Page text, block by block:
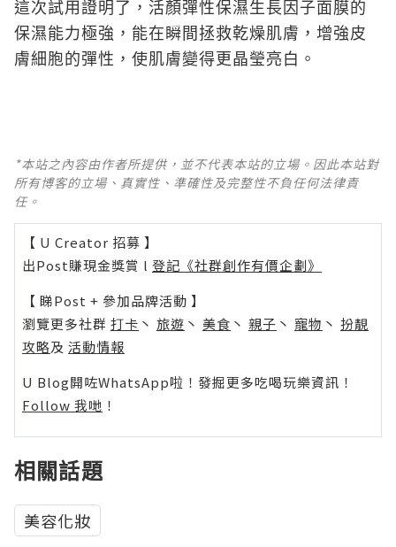
這次試用證明了，活顏彈性保濕生長因子面膜的
保濕能力極強，能在瞬間拯救乾燥肌膚，增強皮
膚細胞的彈性，使肌膚變得更晶瑩亮白。
*本站之內容由作者所提供，並不代表本站的立場。因此本站對
所有博客的立場、真實性、準確性及完整性不負任何法律責
任。
【 U Creator 招募 】
出Post賺現金獎賞 l 登記《社群創作有價企劃》
【 睇Post + 參加品牌活動 】
瀏覽更多社群 打卡 丶 旅遊 丶 美食 丶 親子 丶 寵物 丶 扮靚
攻略及 活動情報
U Blog開咗WhatsApp啦！發掘更多吃喝玩樂資訊！
Follow 我哋 ！
相關話題
美容化妝